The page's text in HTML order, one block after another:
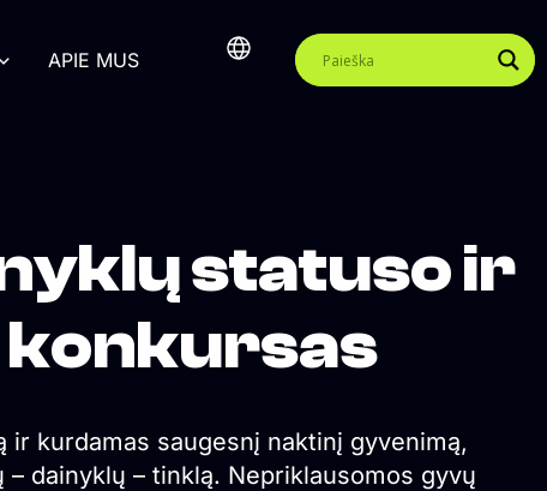
APIE MUS
statuso ir
kurdamas saugesnį naktinį gyvenimą,
dainyklų – tinklą. Nepriklausomos gyvų